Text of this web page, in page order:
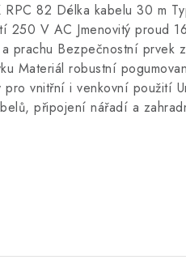
RPC 82 Délka kabelu 30 m
250 V AC Jmenovitý proud
prachu Bezpečnostní prvek
Materiál robustní
pro vnitřní i venkovní použití
připojení nářadí a